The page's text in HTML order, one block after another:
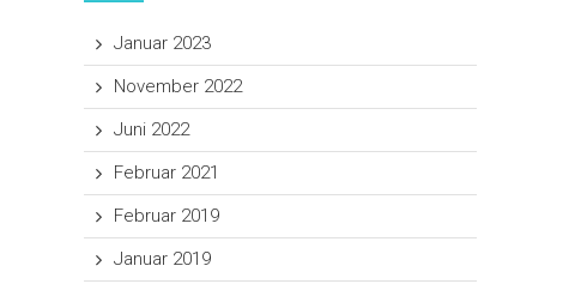
Januar 2023
November 2022
Juni 2022
Februar 2021
Februar 2019
Januar 2019